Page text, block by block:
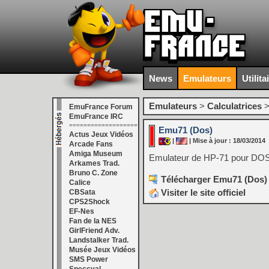
News Emulateurs
EmuFrance Forum
EmuFrance IRC
===================
Actus Jeux Vidéos
Arcade Fans
Amiga Museum
Arkames Trad.
Bruno C. Zone
Calice
CBSata
CPS2Shock
EF-Nes
Fan de la NES
GirlFriend Adv.
Landstalker Trad.
Musée Jeux Vidéos
SMS Power
Emulateurs > Calculatrices >
Emu71 (Dos)
| | Mise à jour : 18/03/2014
Emulateur de HP-71 pour
Télécharger Emu71
Visiter le site officiel